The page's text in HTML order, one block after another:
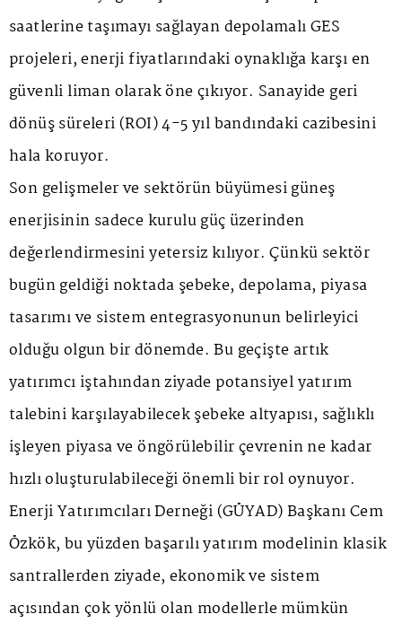
saatlerine taşımayı sağlayan depolamalı GES
projeleri, enerji fiyatlarındaki oynaklığa karşı en
güvenli liman olarak öne çıkıyor. Sanayide geri
dönüş süreleri (ROI) 4-5 yıl bandındaki cazibesini
hala koruyor.
Son gelişmeler ve sektörün büyümesi güneş
enerjisinin sadece kurulu güç üzerinden
değerlendirmesini yetersiz kılıyor. Çünkü sektör
bugün geldiği noktada şebeke, depolama, piyasa
tasarımı ve sistem entegrasyonunun belirleyici
olduğu olgun bir dönemde. Bu geçişte artık
yatırımcı iştahından ziyade potansiyel yatırım
talebini karşılayabilecek şebeke altyapısı, sağlıklı
işleyen piyasa ve öngörülebilir çevrenin ne kadar
hızlı oluşturulabileceği önemli bir rol oynuyor.
Enerji Yatırımcıları Derneği (GÜYAD) Başkanı Cem
Özkök, bu yüzden başarılı yatırım modelinin klasik
santrallerden ziyade, ekonomik ve sistem
açısından çok yönlü olan modellerle mümkün